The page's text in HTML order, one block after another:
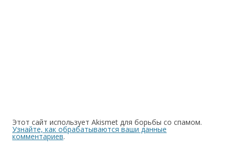
Этот сайт использует Akismet для борьбы со спамом.
Узнайте, как обрабатываются ваши данные
комментариев.